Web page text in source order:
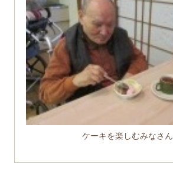
ケーキを楽しむみなさん